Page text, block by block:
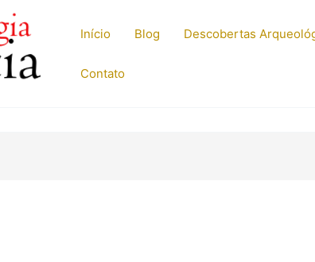
Início Blog Descobertas
Contato